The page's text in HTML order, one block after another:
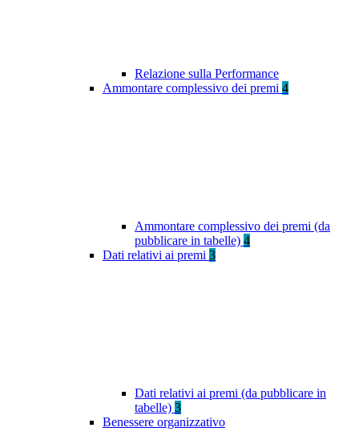
Relazione sulla Performance
Ammontare complessivo dei premi 4
Ammontare complessivo dei premi (da
pubblicare in tabelle) 4
Dati relativi ai premi 3
Dati relativi ai premi (da pubblicare in
tabelle) 3
Benessere organizzativo